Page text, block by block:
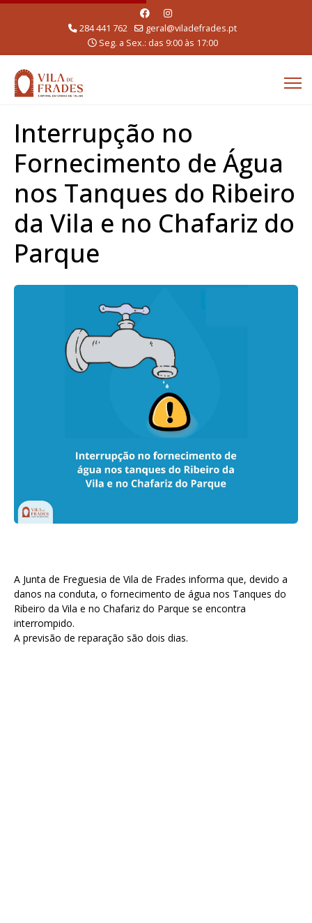
284 441 762
geral@viladefrades.pt
Seg. a Sex.: das 9:00 às 17:00
Interrupção no
Fornecimento de Água
nos Tanques do Ribeiro
da Vila e no Chafariz do
Parque
A Junta de Freguesia de Vila de Frades informa que, devido a
danos na conduta, o fornecimento de água nos Tanques do
Ribeiro da Vila e no Chafariz do Parque se encontra
interrompido.
A previsão de reparação são dois dias.